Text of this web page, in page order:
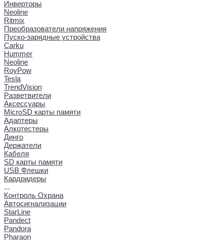
Инверторы
Neoline
Ritmix
Преобразователи напряжения
Пуско-зарядные устройства
Carku
Hummer
Neoline
RoyPow
Tesla
TrendVision
Разветвители
Аксессуары
MicroSD карты памяти
Адаптеры
Алкотестеры
Динго
Держатели
Кабеля
SD карты памяти
USB Флешки
Кардридеры
...
Контроль Охрана
Автосигнализации
StarLine
Pandect
Pandora
Pharaon